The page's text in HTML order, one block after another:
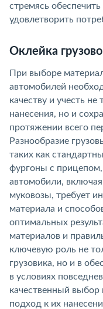
стремясь
удовлетворить
Оклейка
При выборе
автомобилей
качеству и учесть
нанесения, но и
протяжении всего
Разнообразие
таких как
фургоны с
автомобили,
муковозы, требует
материала и
оптимальных
материалов и
ключевую роль не
грузовика, но и в
в условиях
качественный
подход к их